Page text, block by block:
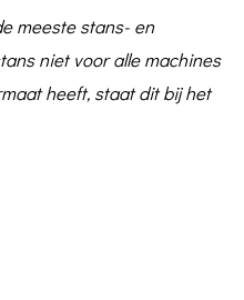
meeste stans- en
niet voor alle machines
heeft, staat dit bij het